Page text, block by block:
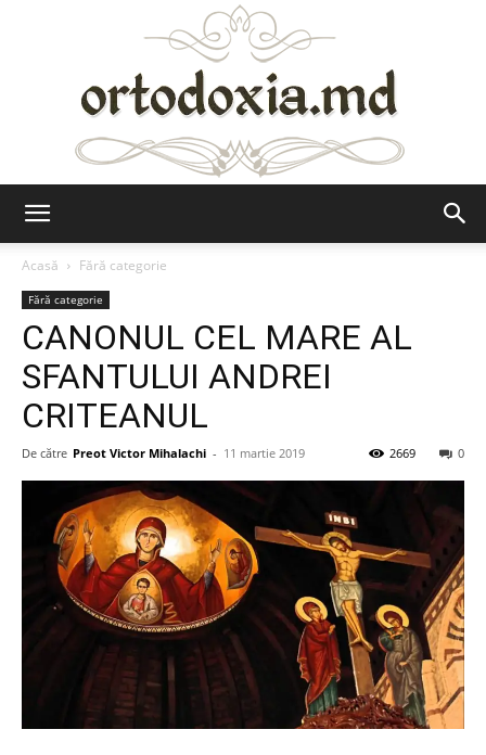
Acasă
Fără categorie
Fără categorie
CANONUL CEL MARE AL
SFANTULUI ANDREI
CRITEANUL
De către Preot Victor Mihalachi - 11 martie 2019 0
2669